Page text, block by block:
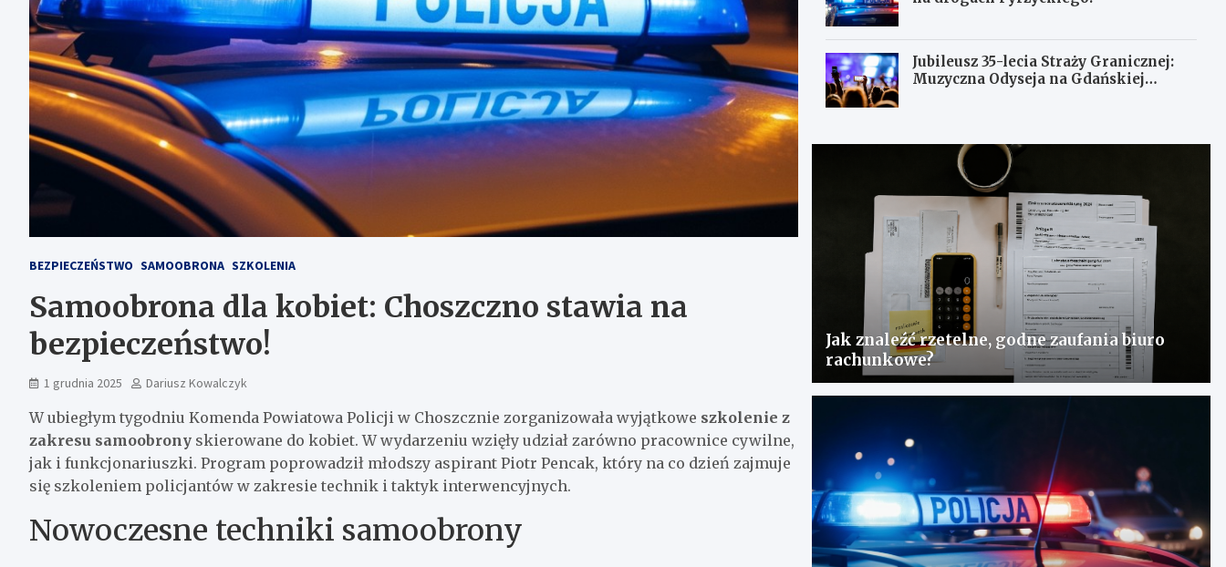
BEZPIECZEŃSTWO SAMOOBRONA SZKOLENIA
Samoobrona dla kobiet: Choszczno stawia na
bezpieczeństwo!
1 grudnia 2025 Dariusz Kowalczyk
W ubiegłym tygodniu Komenda Powiatowa Policji w Choszcznie zorganizowała wyjątkowe szkolenie z
zakresu samoobrony skierowane do kobiet. W wydarzeniu wzięły udział zarówno pracownice cywilne,
jak i funkcjonariuszki. Program poprowadził młodszy aspirant Piotr Pencak, który na co dzień zajmuje
się szkoleniem policjantów w zakresie technik i taktyk interwencyjnych.
Nowoczesne techniki samoobrony
Jubileusz 35-lecia Straży Granicznej:
Muzyczna Odyseja na Gdańskiej
Jak znaleźć rzetelne, godne zaufania biuro
rachunkowe?